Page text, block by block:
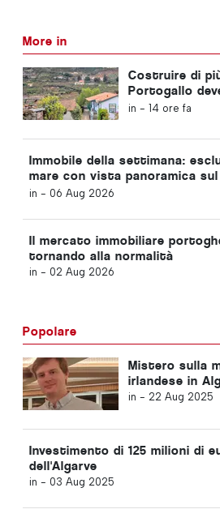
More in
Costruire di
Portogallo
proprio
in - 14 ore fa
Immobile della settimana:
mare con vista panoramica
montagne dell’Arrábida
in - 06 Aug 2026
Il mercato immobiliare
tornando alla normalità
in - 02 Aug 2026
Popolare
Mistero sulla
irlandese in
in - 22 Aug 2025
Investimento di 125 milioni di
dell'Algarve
in - 03 Aug 2025